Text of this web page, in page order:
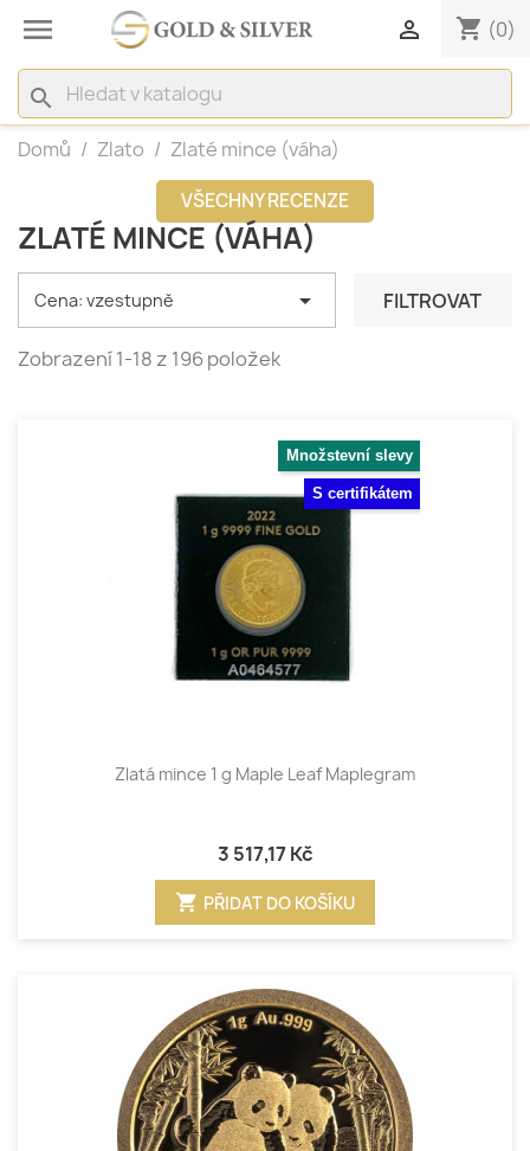
 shopping_cart (0)

search
Domů Zlato Zlaté mince (váha)
VŠECHNY RECENZE
ZLATÉ MINCE (VÁHA)
Cena: vzestupně  FILTROVAT
Zobrazení 1-18 z 196 položek
Množstevní slevy
S certifikátem
Zlatá mince 1 g Maple Leaf Maplegram
3 517,17 Kč
shopping_cart PŘIDAT DO KOŠÍKU